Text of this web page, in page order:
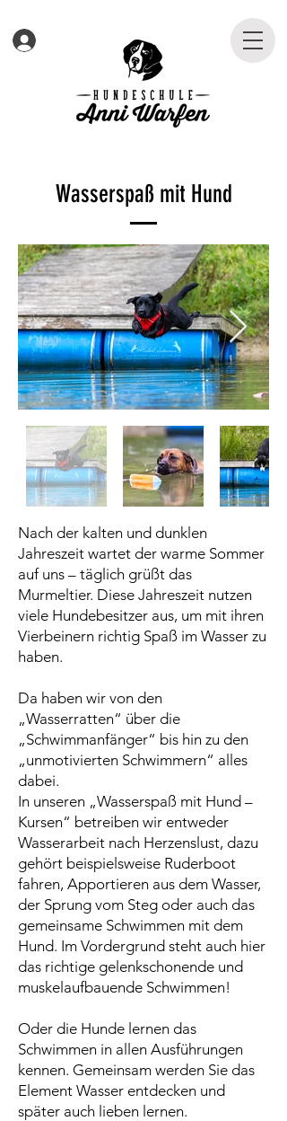
Wasserspaß mit Hund
Nach der kalten und dunklen
Jahreszeit wartet der warme Sommer
auf uns – täglich grüßt das
Murmeltier. Diese Jahreszeit nutzen
viele Hundebesitzer aus, um mit ihren
Vierbeinern richtig Spaß im Wasser zu
haben.
Da haben wir von den
„Wasserratten“ über die
„Schwimmanfänger“ bis hin zu den
„unmotivierten Schwimmern“ alles
dabei.
In unseren „Wasserspaß mit Hund –
Kursen“ betreiben wir entweder
Wasserarbeit nach Herzenslust, dazu
gehört beispielsweise Ruderboot
fahren, Apportieren aus dem Wasser,
der Sprung vom Steg oder auch das
gemeinsame Schwimmen mit dem
Hund. Im Vordergrund steht auch hier
das richtige gelenkschonende und
muskelaufbauende Schwimmen!
Oder die Hunde lernen das
Schwimmen in allen Ausführungen
kennen. Gemeinsam werden Sie das
Element Wasser entdecken und
später auch lieben lernen.